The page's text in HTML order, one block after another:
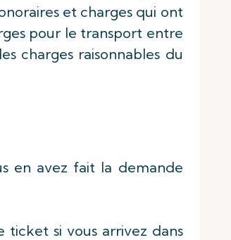
et charges qui ont
pour le transport entre
charges raisonnables du
en avez fait la demande
ticket si vous arrivez dans